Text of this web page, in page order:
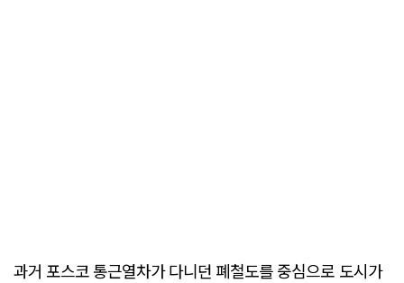
과거 포스코 통근열차가 다니던 폐철도를 중심으로 도시가